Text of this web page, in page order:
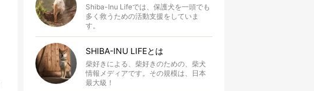
Shiba-Inu Lifeでは、保護犬を一頭でも
多く救うための活動支援をしていま
す。
SHIBA-INU LIFEとは
柴好きによる、柴好きのための、柴犬
情報メディアです。その規模は、日本
最大級！